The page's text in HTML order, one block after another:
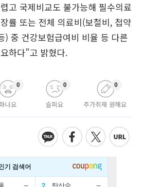
고 국제비교도 불가능해 필수의료
률 또는 전체 의료비(보철비, 첩약
) 중 건강보험급여비 비율 등 다른
하다”고 밝혔다.
나요
0
슬퍼요
0
추가취재 원해요
0